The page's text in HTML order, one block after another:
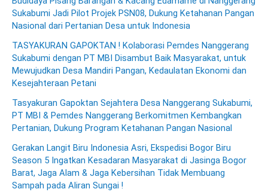
Sukabumi Jadi Pilot Projek PSN08, Dukung Ketahanan Pangan
Nasional dari Pertanian Desa untuk Indonesia
TASYAKURAN GAPOKTAN ! Kolaborasi Pemdes Nanggerang
Sukabumi dengan PT MBI Disambut Baik Masyarakat, untuk
Mewujudkan Desa Mandiri Pangan, Kedaulatan Ekonomi dan
Kesejahteraan Petani
Tasyakuran Gapoktan Sejahtera Desa Nanggerang Sukabumi,
PT MBI & Pemdes Nanggerang Berkomitmen Kembangkan
Pertanian, Dukung Program Ketahanan Pangan Nasional
Gerakan Langit Biru Indonesia Asri, Ekspedisi Bogor Biru
Season 5 Ingatkan Kesadaran Masyarakat di Jasinga Bogor
Barat, Jaga Alam & Jaga Kebersihan Tidak Membuang
Sampah pada Aliran Sungai !